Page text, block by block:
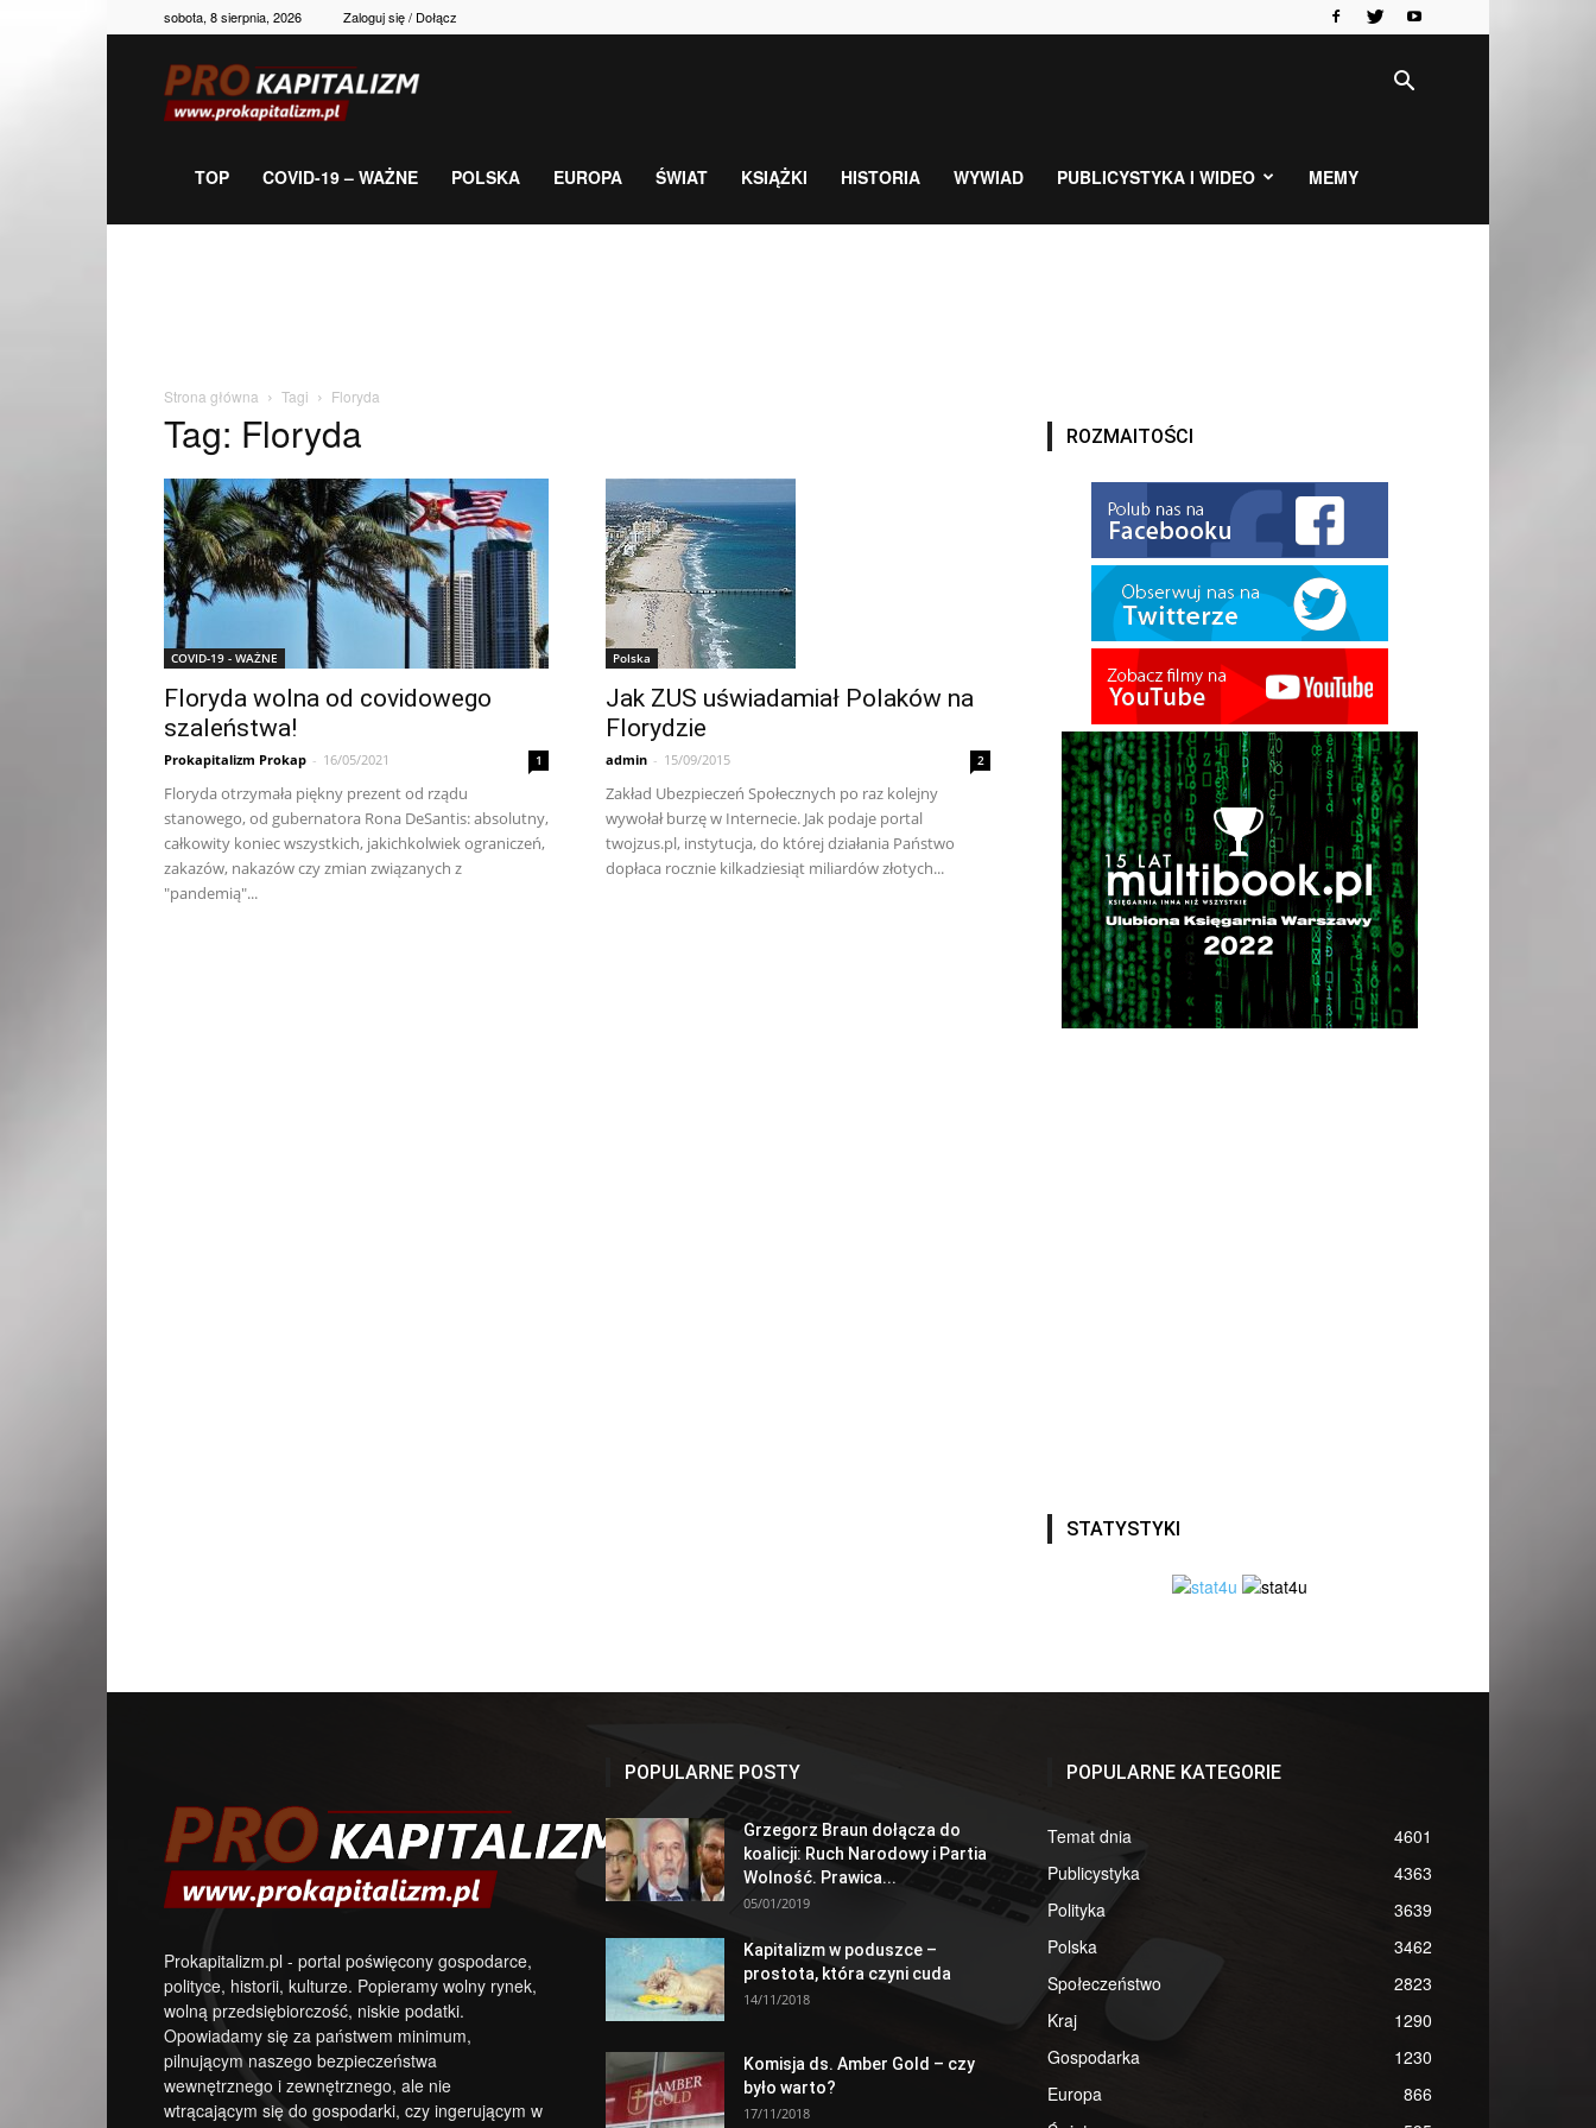
sobota, 8 sierpnia, 2026 Zaloguj się / Dołącz
gospodarka,
TOP COVID-19 – WAŻNE POLSKA EUROPA ŚWIAT KSIĄŻKI HISTORIA WYWIAD PUBLICYSTYKA I WIDEO MEMY
Strona główna Tagi Floryda
Tag: Floryda
COVID-19 - WAŻNE
Floryda wolna od covidowego
szaleństwa!
Prokapitalizm Prokap - 16/05/2021 1
Floryda otrzymała piękny prezent od rządu
stanowego, od gubernatora Rona DeSantis: absolutny,
całkowity koniec wszystkich, jakichkolwiek ograniczeń,
zakazów, nakazów czy zmian związanych z
"pandemią"...
Polska
Jak ZUS uświadamiał Polaków na
Florydzie
admin - 15/09/2015 2
Zakład Ubezpieczeń Społecznych po raz kolejny
wywołał burzę w Internecie. Jak podaje portal
twojzus.pl, instytucja, do której działania Państwo
dopłaca rocznie kilkadziesiąt miliardów złotych...
ROZMAITOŚCI
STATYSTYKI
Prokapitalizm.pl - portal poświęcony gospodarce,
polityce, historii, kulturze. Popieramy wolny rynek,
wolną przedsiębiorczość, niskie podatki.
Opowiadamy się za państwem minimum,
pilnującym naszego bezpieczeństwa
wewnętrznego i zewnętrznego, ale nie
wtrącającym się do gospodarki, czy ingerującym w
POPULARNE POSTY
Grzegorz Braun dołącza do
koalicji: Ruch Narodowy i Partia
Wolność. Prawica...
05/01/2019
Kapitalizm w poduszce –
prostota, która czyni cuda
14/11/2018
Komisja ds. Amber Gold – czy
było warto?
17/11/2018
POPULARNE KATEGORIE
Temat dnia
4601
Publicystyka
4363
Polityka
3639
Polska
3462
Społeczeństwo
2823
Kraj
1290
Gospodarka
1230
Europa
866